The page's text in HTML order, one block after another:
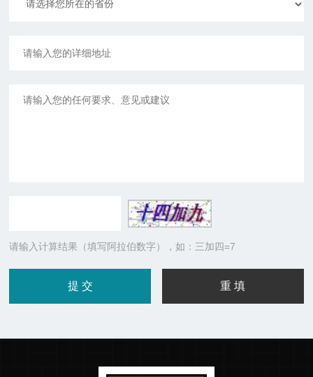
请输入计算结果（填写阿拉伯数字），如：三加四=7